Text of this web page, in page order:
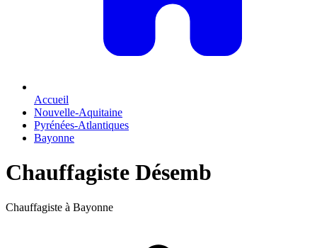
Accueil
Nouvelle-Aquitaine
Pyrénées-Atlantiques
Bayonne
Chauffagiste Désemb
Chauffagiste à Bayonne